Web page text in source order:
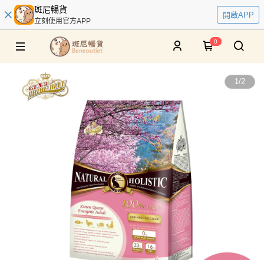
斑尼暢貨
立刻使用官方APP
開啟APP
0
1/2